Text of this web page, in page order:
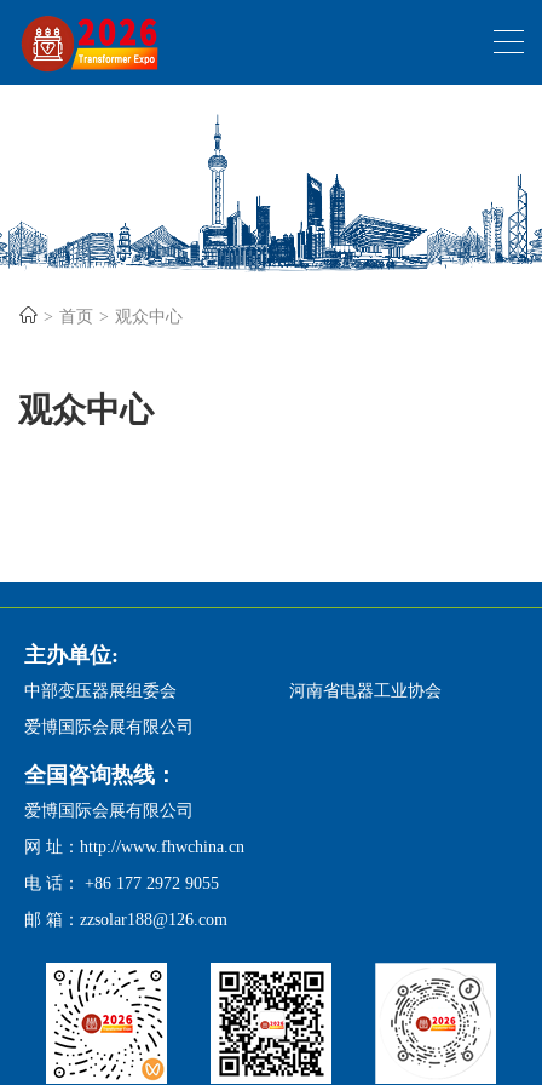
首页 观众中心
观众中心
主办单位:
中部变压器展组委会
河南省电器工业协会
爱博国际会展有限公司
全国咨询热线：
爱博国际会展有限公司
网 址：http://www.fhwchina.cn
电 话： +86 177 2972 9055
邮 箱：zzsolar188@126.com